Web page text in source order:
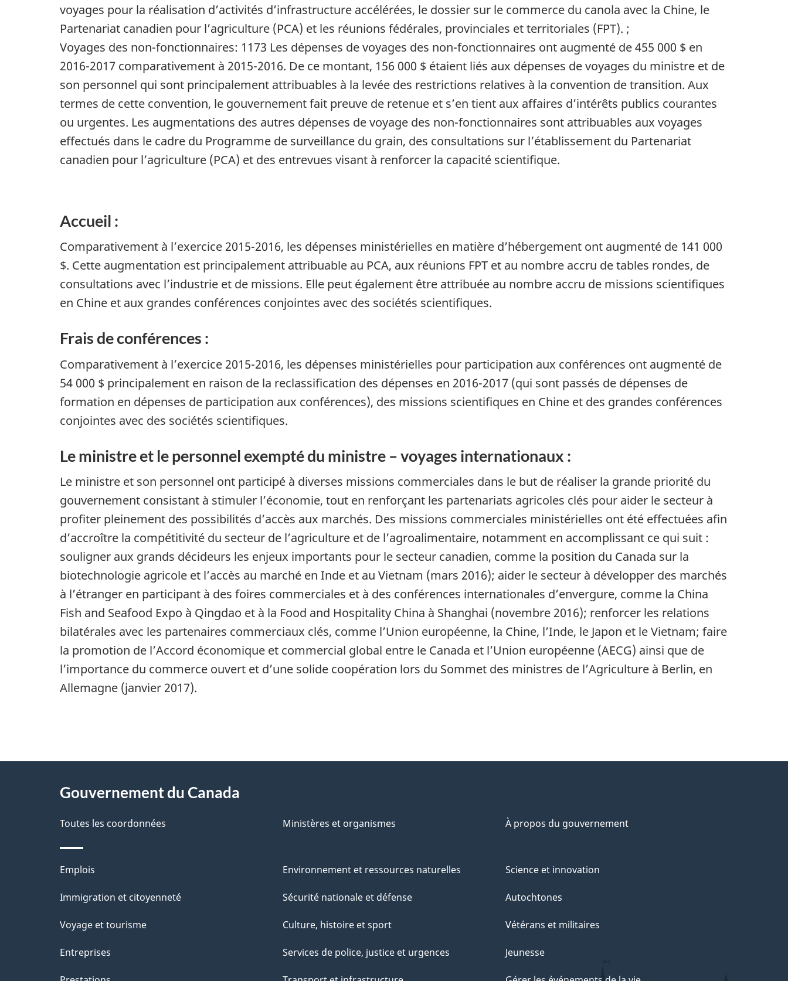
voyages pour la réalisation d’activités d’infrastructure accélérées, le dossier sur le commerce du canola avec la Chine, le
Partenariat canadien pour l’agriculture (PCA) et les réunions fédérales, provinciales et territoriales (FPT). ;
Voyages des non-fonctionnaires: 1173 Les dépenses de voyages des non-fonctionnaires ont augmenté de 455 000 $ en
2016-2017 comparativement à 2015-2016. De ce montant, 156 000 $ étaient liés aux dépenses de voyages du ministre et de
son personnel qui sont principalement attribuables à la levée des restrictions relatives à la convention de transition. Aux
termes de cette convention, le gouvernement fait preuve de retenue et s’en tient aux affaires d’intérêts publics courantes
ou urgentes. Les augmentations des autres dépenses de voyage des non-fonctionnaires sont attribuables aux voyages
effectués dans le cadre du Programme de surveillance du grain, des consultations sur l’établissement du Partenariat
canadien pour l’agriculture (PCA) et des entrevues visant à renforcer la capacité scientifique.
Accueil :
Comparativement à l’exercice 2015-2016, les dépenses ministérielles en matière d’hébergement ont augmenté de 141 000
$. Cette augmentation est principalement attribuable au PCA, aux réunions FPT et au nombre accru de tables rondes, de
consultations avec l’industrie et de missions. Elle peut également être attribuée au nombre accru de missions scientifiques
en Chine et aux grandes conférences conjointes avec des sociétés scientifiques.
Frais de conférences :
Comparativement à l’exercice 2015-2016, les dépenses ministérielles pour participation aux conférences ont augmenté de
54 000 $ principalement en raison de la reclassification des dépenses en 2016-2017 (qui sont passés de dépenses de
formation en dépenses de participation aux conférences), des missions scientifiques en Chine et des grandes conférences
conjointes avec des sociétés scientifiques.
Le ministre et le personnel exempté du ministre – voyages internationaux :
Le ministre et son personnel ont participé à diverses missions commerciales dans le but de réaliser la grande priorité du
gouvernement consistant à stimuler l’économie, tout en renforçant les partenariats agricoles clés pour aider le secteur à
profiter pleinement des possibilités d’accès aux marchés. Des missions commerciales ministérielles ont été effectuées afin
d’accroître la compétitivité du secteur de l’agriculture et de l’agroalimentaire, notamment en accomplissant ce qui suit :
souligner aux grands décideurs les enjeux importants pour le secteur canadien, comme la position du Canada sur la
biotechnologie agricole et l’accès au marché en Inde et au Vietnam (mars 2016); aider le secteur à développer des marchés
à l’étranger en participant à des foires commerciales et à des conférences internationales d’envergure, comme la China
Fish and Seafood Expo à Qingdao et à la Food and Hospitality China à Shanghai (novembre 2016); renforcer les relations
bilatérales avec les partenaires commerciaux clés, comme l’Union européenne, la Chine, l’Inde, le Japon et le Vietnam; faire
la promotion de l’Accord économique et commercial global entre le Canada et l’Union européenne (AECG) ainsi que de
l’importance du commerce ouvert et d’une solide coopération lors du Sommet des ministres de l’Agriculture à Berlin, en
Allemagne (janvier 2017).
D
é
t
a
i
l
d
e
l
Gouvernement du Canada
Toutes les coordonnées Ministères et organismes À propos du gouvernement
Thèmes
et
Emplois
Immigration et citoyenneté
Voyage et tourisme
Entreprises
Environnement et ressources naturelles
Sécurité nationale et défense
Culture, histoire et sport
Services de police, justice et urgences
Science et innovation
Autochtones
Vétérans et militaires
Jeunesse